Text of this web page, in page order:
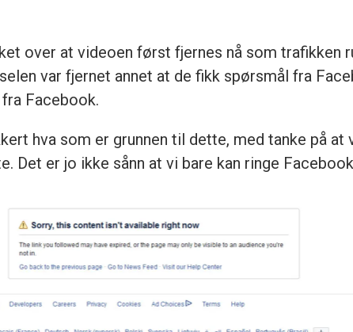
over at videoen først fjernes nå som trafikken
var fjernet annet at de fikk spørsmål fra
Facebook.
hva som er grunnen til dette, med tanke på
Det er jo ikke sånn at vi bare kan ringe